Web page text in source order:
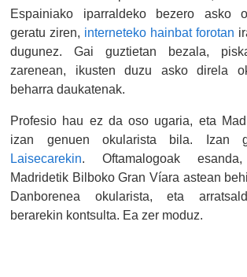
Espainiako iparraldeko bezero asko
geratu ziren, interneteko hainbat forotan
dugunez. Gai guztietan bezala,
zarenean, ikusten duzu asko direla
beharra daukatenak.
Profesio hau ez da oso ugaria, eta
izan genuen okularista bila. Izan
Laisecarekin. Oftamalogoak
Madridetik Bilboko Gran Víara astean
Danborenea okularista, eta
berarekin kontsulta. Ea zer moduz.